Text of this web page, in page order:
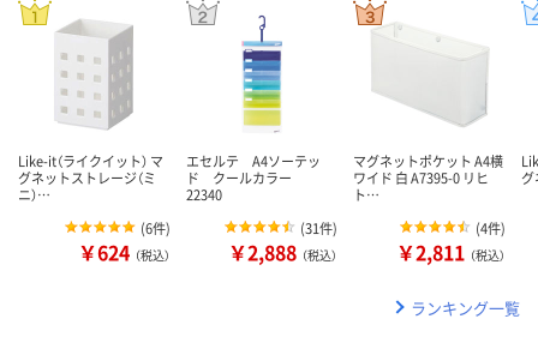
Like-it（ライクイット） マ
グネットストレージ（ミ
ニ）…
(6件)
￥624 （税込）
エセルテ A4ソーテッ
ド クールカラー
22340
(31件)
￥2,888 （税込）
マグネットポケット A4横
ワイド 白 A7395-0 リヒ
ト…
(4件)
￥2,811 （税込）
ランキング一覧